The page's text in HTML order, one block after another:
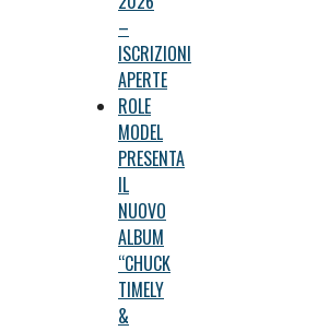
–
ISCRIZIONI
APERTE
ROLE
MODEL
PRESENTA
IL
NUOVO
ALBUM
“CHUCK
TIMELY
&